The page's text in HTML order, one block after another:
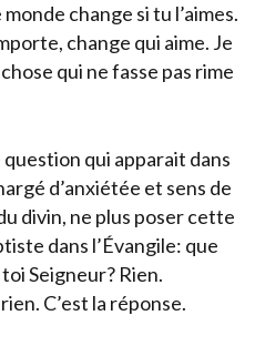
change si tu l’aimes.
change qui aime. Je
qui ne fasse pas rime
qui apparait dans
d’anxiétée et sens de
divin, ne plus poser cette
dans l’Évangile: que
Seigneur? Rien.
C’est la réponse.